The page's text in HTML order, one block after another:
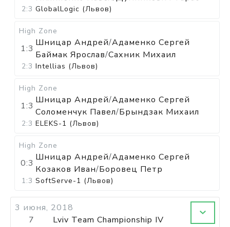
2:3 GlobalLogic (Львов)
High Zone
1:3
Шницар Андрей/Адаменко Сергей
Баймак Ярослав/Сахник Михаил
2:3 Intellias (Львов)
High Zone
1:3
Шницар Андрей/Адаменко Сергей
Соломенчук Павел/Брындзак Михаил
2:3 ELEKS-1 (Львов)
High Zone
0:3
Шницар Андрей/Адаменко Сергей
Козаков Иван/Боровец Петр
1:3 SoftServe-1 (Львов)
3 июня, 2018
7
Lviv Team Championship IV